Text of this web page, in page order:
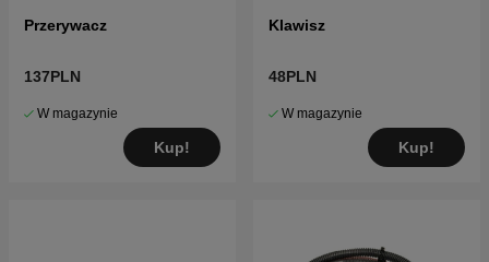
Przerywacz
137PLN
W magazynie
Kup!
Klawisz
48PLN
W magazynie
Kup!